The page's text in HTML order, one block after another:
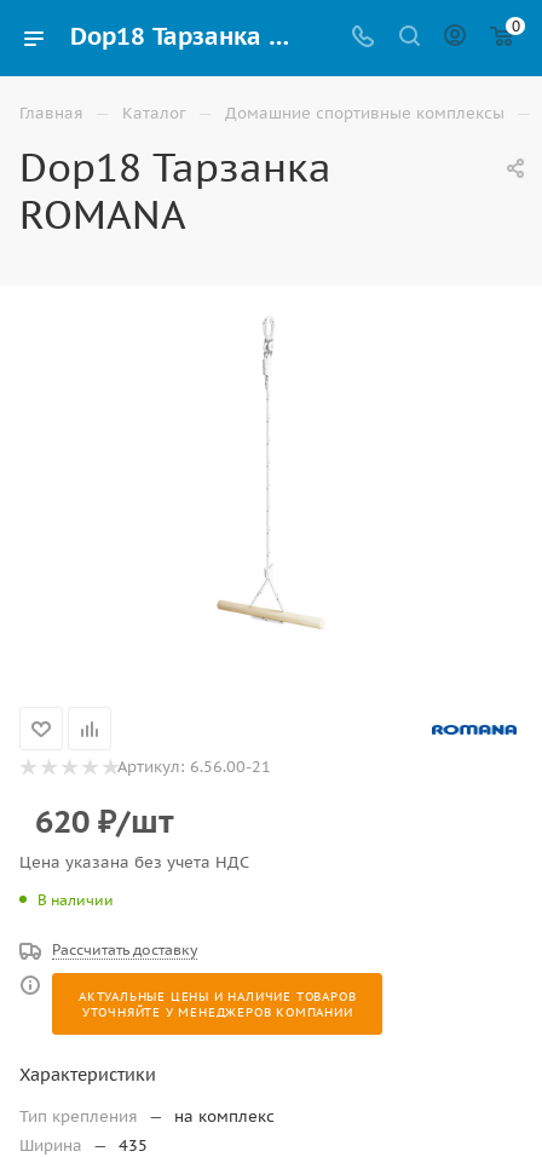
Dop18 Тарзанка ROMANA купить для шведских стенок и домашних спортивных комплексов в Астрахани 0
Главная — Каталог — Домашние спортивные комплексы —
Dop18 Тарзанка
ROMANA
Артикул: 6.56.00-21
620 ₽/шт
Цена указана без учета НДС
В наличии
Рассчитать доставку
АКТУАЛЬНЫЕ ЦЕНЫ И НАЛИЧИЕ ТОВАРОВ
УТОЧНЯЙТЕ У МЕНЕДЖЕРОВ КОМПАНИИ
Характеристики
Тип крепления —
на комплекс
Ширина
—
435